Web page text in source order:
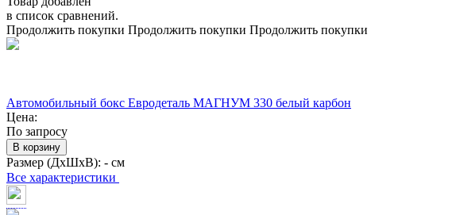
в список сравнений.
Продолжить покупки Продолжить покупки Продолжить покупки
Автомобильный бокс Евродеталь МАГНУМ 330 белый карбон
Цена:
По запросу
В корзину
Размер (ДхШхВ): - см
Все характеристики